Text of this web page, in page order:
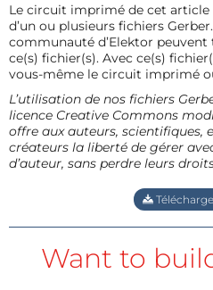
Le circuit imprimé de cet
d’un ou plusieurs fichiers
communauté d’Elektor
ce(s) fichier(s). Avec ce(s)
vous-même le circuit imprimé
L’utilisation de nos fichiers
licence Creative Commons
offre aux auteurs, scientifiques,
créateurs la liberté de gérer
d’auteur, sans perdre leurs
Want to